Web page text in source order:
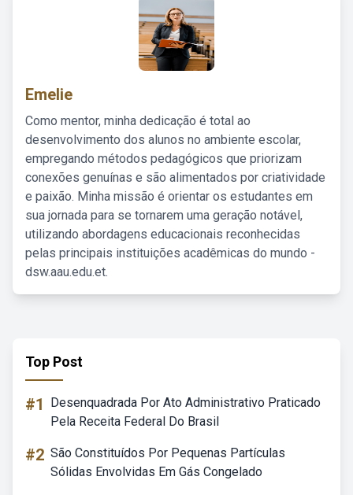
Emelie
Como mentor, minha dedicação é total ao
desenvolvimento dos alunos no ambiente escolar,
empregando métodos pedagógicos que priorizam
conexões genuínas e são alimentados por criatividade
e paixão. Minha missão é orientar os estudantes em
sua jornada para se tornarem uma geração notável,
utilizando abordagens educacionais reconhecidas
pelas principais instituições acadêmicas do mundo -
dsw.aau.edu.et.
Top Post
#1
Desenquadrada Por Ato Administrativo Praticado
Pela Receita Federal Do Brasil
#2 São Constituídos Por Pequenas Partículas
Sólidas Envolvidas Em Gás Congelado